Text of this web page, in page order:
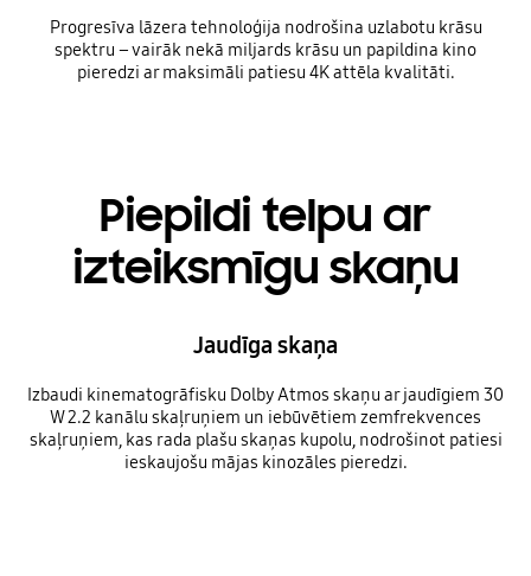
Progresīva lāzera tehnoloģija nodrošina uzlabotu krāsu
spektru – vairāk nekā miljards krāsu un papildina kino
pieredzi ar maksimāli patiesu 4K attēla kvalitāti.
Piepildi telpu ar
izteiksmīgu skaņu
Jaudīga skaņa
Izbaudi kinematogrāfisku Dolby Atmos skaņu ar jaudīgiem 30
W 2.2 kanālu skaļruņiem un iebūvētiem zemfrekvences
skaļruņiem, kas rada plašu skaņas kupolu, nodrošinot patiesi
ieskaujošu mājas kinozāles pieredzi.